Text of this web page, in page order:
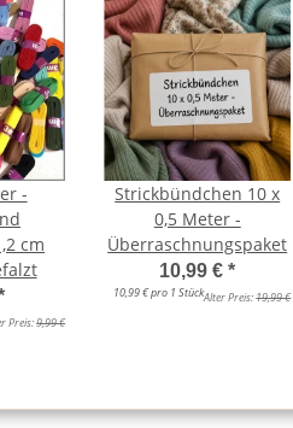
-
cm
Preis:9,99 €
Strickbündchen 10 x
0,5 Meter -
Überraschnungspaket
10,99 €*
10,99 € pro 1 StückAlter Preis:19,99 €